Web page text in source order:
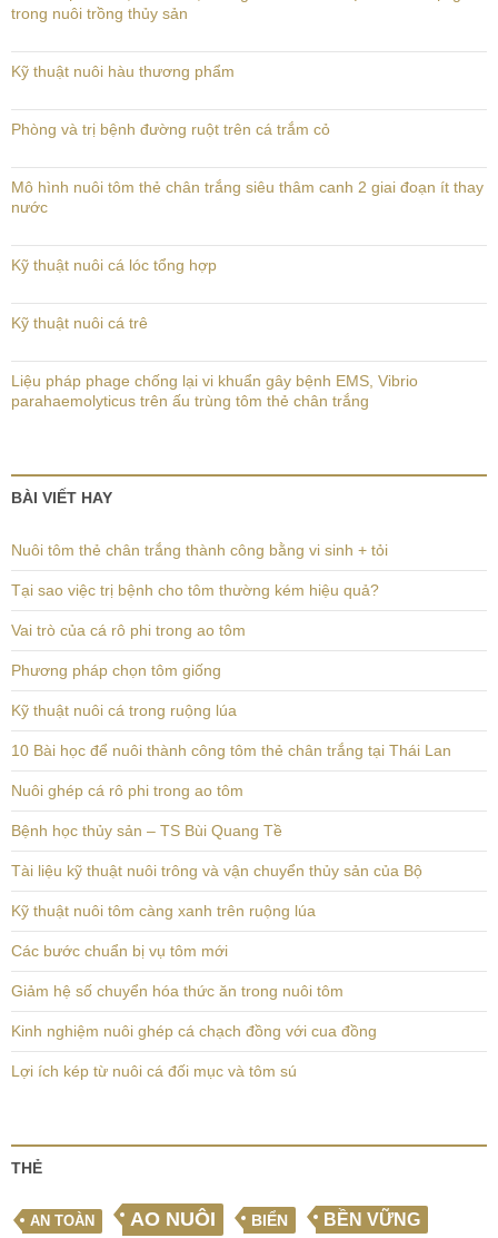
trong nuôi trồng thủy sản
Kỹ thuật nuôi hàu thương phẩm
Phòng và trị bệnh đường ruột trên cá trắm cỏ
Mô hình nuôi tôm thẻ chân trắng siêu thâm canh 2 giai đoạn ít thay
nước
Kỹ thuật nuôi cá lóc tổng hợp
Kỹ thuật nuôi cá trê
Liệu pháp phage chống lại vi khuẩn gây bệnh EMS, Vibrio
parahaemolyticus trên ấu trùng tôm thẻ chân trắng
BÀI VIẾT HAY
Nuôi tôm thẻ chân trắng thành công bằng vi sinh + tỏi
Tại sao việc trị bệnh cho tôm thường kém hiệu quả?
Vai trò của cá rô phi trong ao tôm
Phương pháp chọn tôm giống
Kỹ thuật nuôi cá trong ruộng lúa
10 Bài học để nuôi thành công tôm thẻ chân trắng tại Thái Lan
Nuôi ghép cá rô phi trong ao tôm
Bệnh học thủy sản – TS Bùi Quang Tề
Tài liệu kỹ thuật nuôi trông và vận chuyển thủy sản của Bộ
Kỹ thuật nuôi tôm càng xanh trên ruộng lúa
Các bước chuẩn bị vụ tôm mới
Giảm hệ số chuyển hóa thức ăn trong nuôi tôm
Kinh nghiệm nuôi ghép cá chạch đồng với cua đồng
Lợi ích kép từ nuôi cá đối mục và tôm sú
THẺ
AN TOÀN AO NUÔI BIỂN BỀN VỮNG